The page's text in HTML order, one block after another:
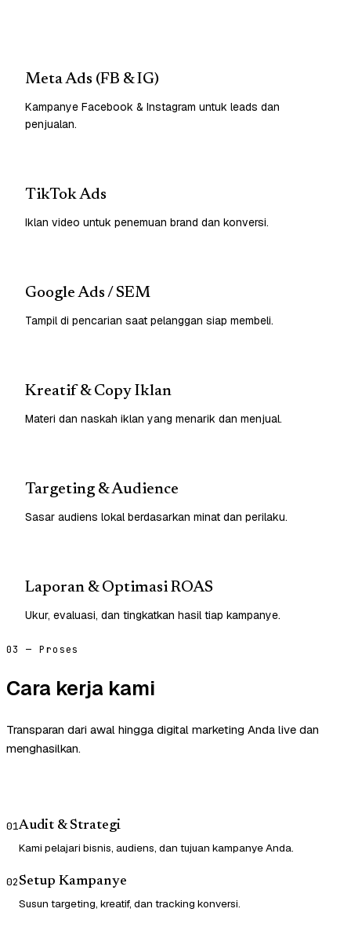
Meta Ads (FB & IG)
Kampanye Facebook & Instagram untuk leads dan
penjualan.
TikTok Ads
Iklan video untuk penemuan brand dan konversi.
Google Ads / SEM
Tampil di pencarian saat pelanggan siap membeli.
Kreatif & Copy Iklan
Materi dan naskah iklan yang menarik dan menjual.
Targeting & Audience
Sasar audiens lokal berdasarkan minat dan perilaku.
Laporan & Optimasi ROAS
Ukur, evaluasi, dan tingkatkan hasil tiap kampanye.
03 — Proses
Cara kerja kami
Transparan dari awal hingga digital marketing Anda live dan
menghasilkan.
01Audit & Strategi
Kami pelajari bisnis, audiens, dan tujuan kampanye Anda.
02Setup Kampanye
Susun targeting, kreatif, dan tracking konversi.